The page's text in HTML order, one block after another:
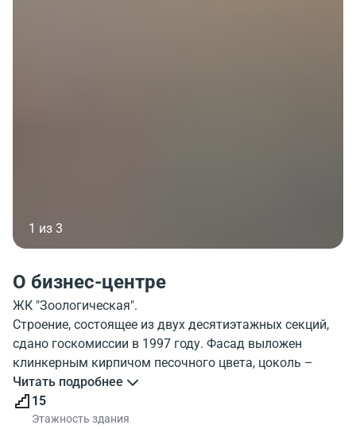
1 из 3
О бизнес-центре
ЖК "Зоологическая".
Строение, состоящее из двух десятиэтажных секций,
сдано госкомиссии в 1997 году. Фасад выложен
клинкерным кирпичом песочного цвета, цоколь –
коричневой плиткой. Входные группы трех подъездов
стилизованы под портики с колоннами.
Придомовая территория жилого комплекса закрыта
Читать подробнее
15
Этажность здания